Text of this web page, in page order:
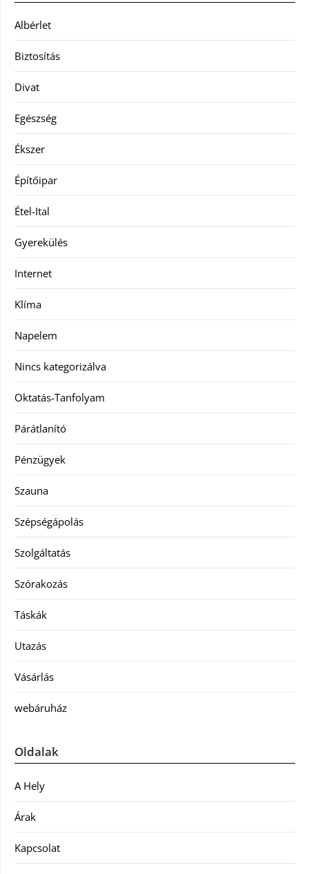
Albérlet
Biztosítás
Divat
Egészség
Ékszer
Építőipar
Étel-Ital
Gyerekülés
Internet
Klíma
Napelem
Nincs kategorizálva
Oktatás-Tanfolyam
Párátlanító
Pénzügyek
Szauna
Szépségápolás
Szolgáltatás
Szórakozás
Táskák
Utazás
Vásárlás
webáruház
Oldalak
A Hely
Árak
Kapcsolat